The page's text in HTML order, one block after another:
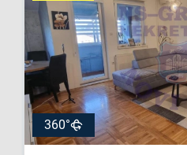
360°